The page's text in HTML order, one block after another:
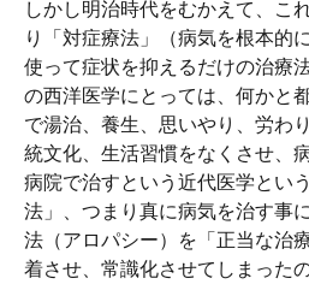
しかし明治時代をむかえて、こ
り「対症療法」（病気を根本的
使って症状を抑えるだけの治療
の西洋医学にとっては、何かと
で湯治、養生、思いやり、労わ
統文化、生活習慣をなくさせ、
病院で治すという近代医学とい
法」、つまり真に病気を治す事
法（アロパシー）を「正当な治
着させ、常識化させてしまったの